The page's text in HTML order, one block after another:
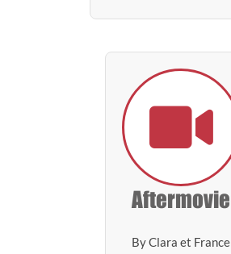
Aftermovie
By Clara et France